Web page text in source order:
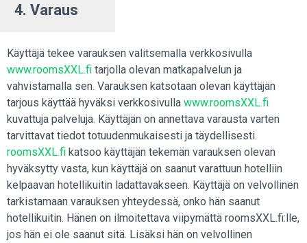
4. Varaus
Käyttäjä tekee varauksen valitsemalla verkkosivulla
www.roomsXXL.fi tarjolla olevan matkapalvelun ja
vahvistamalla sen. Varauksen katsotaan olevan käyttäjän
tarjous käyttää hyväksi verkkosivulla www.roomsXXL.fi
kuvattuja palveluja. Käyttäjän on annettava varausta varten
tarvittavat tiedot totuudenmukaisesti ja täydellisesti.
roomsXXL.fi katsoo käyttäjän tekemän varauksen olevan
hyväksytty vasta, kun käyttäjä on saanut varattuun hotelliin
kelpaavan hotellikuitin ladattavakseen. Käyttäjä on velvollinen
tarkistamaan varauksen yhteydessä, onko hän saanut
hotellikuitin. Hänen on ilmoitettava viipymättä roomsXXL.fi:lle,
jos hän ei ole saanut sitä. Lisäksi hän on velvollinen